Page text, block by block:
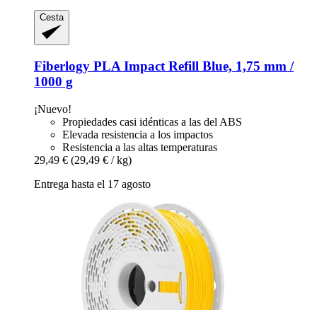
Cesta
Fiberlogy PLA Impact Refill Blue, 1,75 mm /
1000 g
¡Nuevo!
Propiedades casi idénticas a las del ABS
Elevada resistencia a los impactos
Resistencia a las altas temperaturas
29,49 € (29,49 € / kg)
Entrega hasta el 17 agosto